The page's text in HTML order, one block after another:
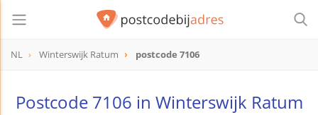
NL Winterswijk Ratum postcode 7106
Postcode 7106 in Winterswijk Ratum